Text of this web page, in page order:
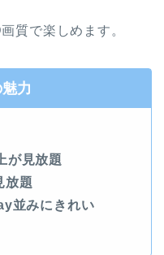
質で楽しめます。
力
が見放題
放題
並みにきれい